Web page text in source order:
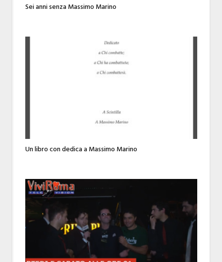
Sei anni senza Massimo Marino
Un libro con dedica a Massimo Marino